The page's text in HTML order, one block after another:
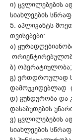
ი) ცვლილებების
სიახლეების
5. აპლიკანტს
თვისებები:
ა)
ბ) ოპერატიულობა;
გ) ერთდროულად
დამოუკიდებლად
დ) გუნდურობა და
დასაბუთების
ვ) ცვლილებების
სიახლეების